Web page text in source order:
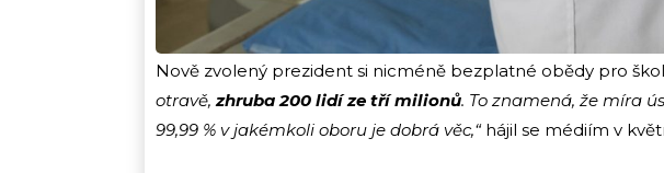
Nově zvolený prezident si nicméně bezplatné obědy pro
otravě,zhruba 200 lidí ze tří milionů. To znamená, že míra
99,99 % v jakémkoli oboru je dobrá věc,“ hájil se médiím v